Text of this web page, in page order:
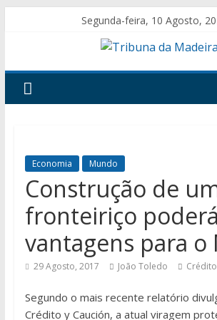
Segunda-feira, 10 Agosto,
Economia Mundo
Construção de
fronteiriço
vantagens para o
29 Agosto, 2017 João Toledo
Segundo o mais recente relatório
Crédito y Caución, a atual viragem